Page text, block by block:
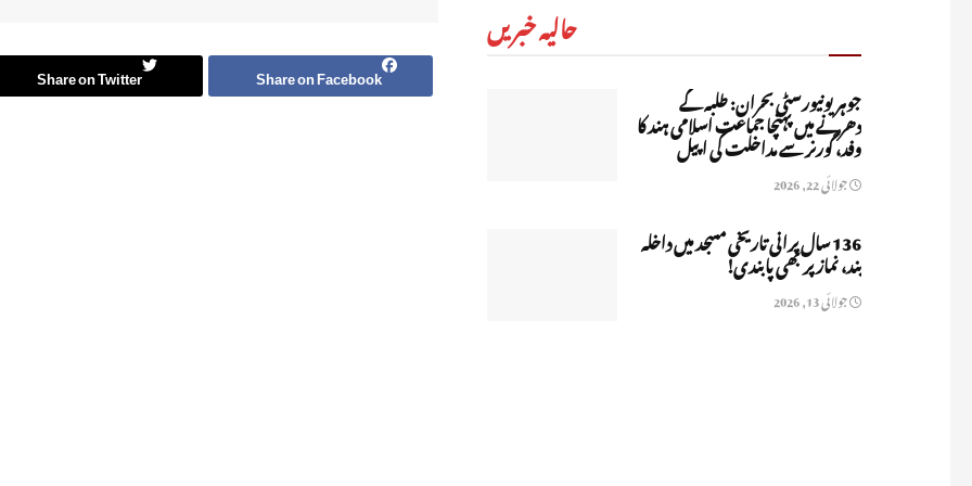
Share on Facebook
Share on Twitter
حالیہ خبریں
جوہر یونیورسٹی بحران: طلبہ کے
دھرنے میں پہنچا جماعت اسلامی ہند کا
وفد، گورنر سے مداخلت کی اپیل
جولائی 22, 2026
136 سال پرانی تاریخی مسجد میں داخلہ
بند، نماز پر بھی پابندی!
جولائی 13, 2026